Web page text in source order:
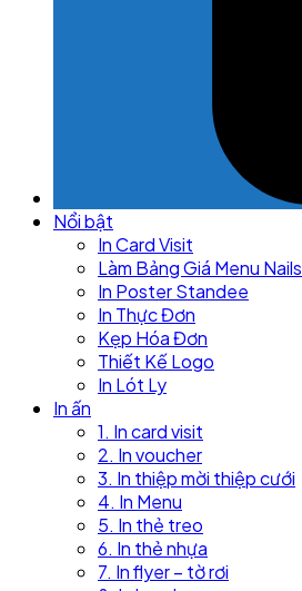
Nổi bật
In Card Visit
Làm Bảng Giá Menu Nails
In Poster Standee
In Thực Đơn
Kẹp Hóa Đơn
Thiết Kế Logo
In Lót Ly
In ấn
1. In card visit
2. In voucher
3. In thiệp mời thiệp cưới
4. In Menu
5. In thẻ treo
6. In thẻ nhựa
7. In flyer – tờ rơi